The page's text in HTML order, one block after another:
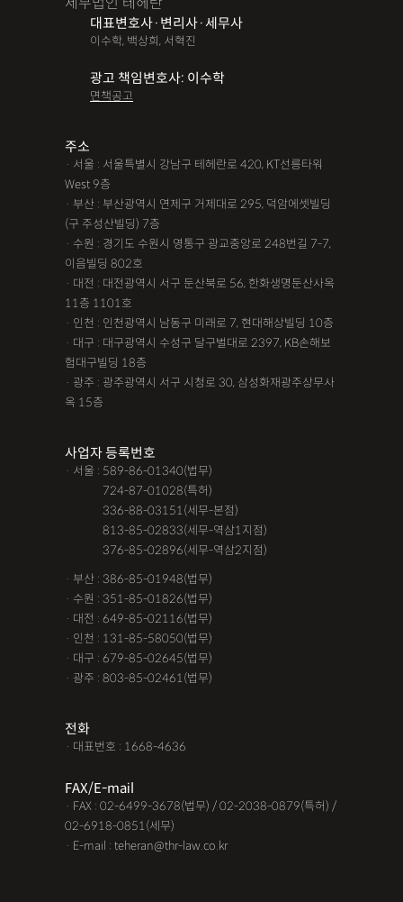
대표변호사·변리사·세무사
이수학, 백상희, 서혁진
광고 책임변호사: 이수학
면책공고
주소
· 서울 : 서울특별시 강남구 테헤란로 420, KT선릉타워
West 9층
· 부산 : 부산광역시 연제구 거제대로 295, 덕암에셋빌딩
(구 주성산빌딩) 7층
· 수원 : 경기도 수원시 영통구 광교중앙로 248번길 7-7,
이음빌딩 802호
· 대전 : 대전광역시 서구 둔산북로 56, 한화생명둔산사옥
11층 1101호
· 인천 : 인천광역시 남동구 미래로 7, 현대해상빌딩 10층
· 대구 : 대구광역시 수성구 달구벌대로 2397, KB손해보
험대구빌딩 18층
· 광주 : 광주광역시 서구 시청로 30, 삼성화재광주상무사
옥 15층
사업자 등록번호
· 서울 : 589-86-01340(법무)
724-87-01028(특허)
336-88-03151(세무-본점)
813-85-02833(세무-역삼1지점)
376-85-02896(세무-역삼2지점)
· 부산 : 386-85-01948(법무)
· 수원 : 351-85-01826(법무)
· 대전 : 649-85-02116(법무)
· 인천 : 131-85-58050(법무)
· 대구 : 679-85-02645(법무)
· 광주 : 803-85-02461(법무)
전화
· 대표번호 : 1668-4636
FAX/E-mail
· FAX : 02-6499-3678(법무) / 02-2038-0879(특허) /
02-6918-0851(세무)
· E-mail : teheran@thr-law.co.kr